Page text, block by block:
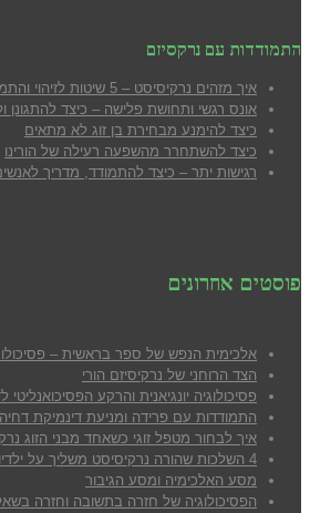
התמודדות עם נרקסיזם
איך מזהים נרקיסיסט – 5 שיטות לזיהוי והתמודדות עם נרקיסיזם
אונס רגשי ותחושת פלישה – כיצד להתגונן
כיצד להימנע מבחירת בן זוג לא מתאים
כיצד להשתחרר מהשפעה רעילה של הורינו
רגישות יתר – כיצד להתמודד, מדריך
פוסטים אחרונים
אלכימית הנפש של ספר בראשית –
הצד הרוחני של נרקיסיזם הורי
פסיכולוגיה יונגיאנית והרקע הפסיכואנליטי
התמודדות עם פרידה ומניעת דינמיקת
איך לבחור מטפל זוגי כשאחד מבני הזוג
4 השלכות שהורה נרקיסיסט משליך על ילדיו
מסע האלכימיה ומסע הגיבור
הפסיכולוגיה של חזרה בתשובה וחזרה